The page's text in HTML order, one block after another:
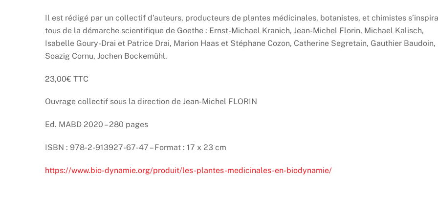
Il est rédigé par un collectif d’auteurs, producteurs de plantes médicinales, botanistes, et chimistes
tous de la démarche scientifique de Goethe : Ernst-Michael Kranich, Jean-Michel Florin, Michael Kalisch,
Isabelle Goury-Drai et Patrice Drai, Marion Haas et Stéphane Cozon, Catherine Segretain, Gauthier Baudoin,
Soazig Cornu, Jochen Bockemühl.
23,00€ TTC
Ouvrage collectif sous la direction de Jean-Michel FLORIN
Ed. MABD 2020 – 280 pages
ISBN : 978-2-913927-67-47 – Format : 17 x 23 cm
https://www.bio-dynamie.org/produit/les-plantes-medicinales-en-biodynamie/